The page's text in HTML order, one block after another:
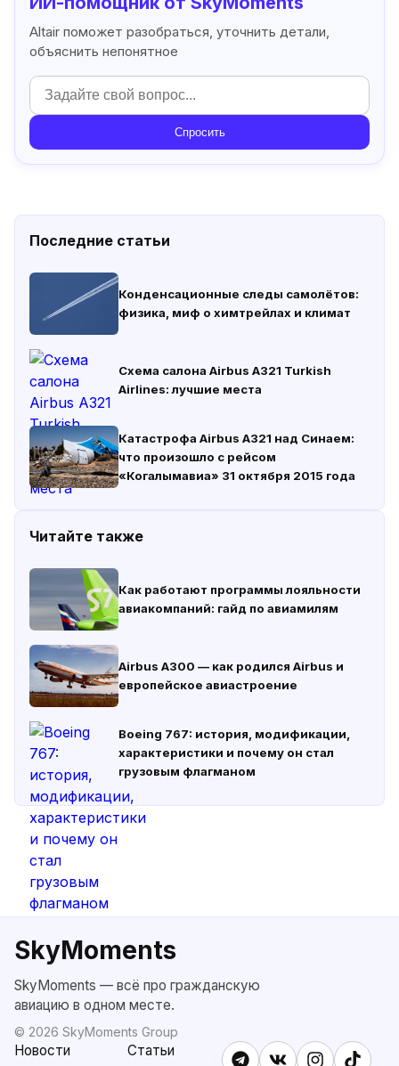
Altair поможет разобраться, уточнить детали,
объяснить непонятное
Спросить
Последние статьи
Конденсационные следы самолётов:
физика, миф о химтрейлах и климат
Схема салона Airbus A321 Turkish
Airlines: лучшие места
Катастрофа Airbus A321 над Синаем:
что произошло с рейсом
«Когалымавиа» 31 октября 2015 года
Читайте также
Как работают программы лояльности
авиакомпаний: гайд по авиамилям
Airbus A300 — как родился Airbus и
европейское авиастроение
Boeing 767: история, модификации,
характеристики и почему он стал
грузовым флагманом
SkyMoments
SkyMoments — всё про гражданскую
авиацию в одном месте.
© 2026 SkyMoments Group
Новости Статьи